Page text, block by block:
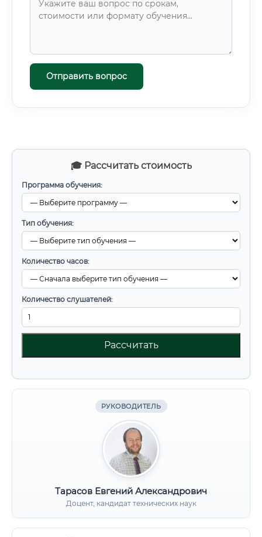
🎓 Рассчитать стоимость
Программа обучения:
Тип обучения:
Количество часов:
Количество слушателей:
Рассчитать
РУКОВОДИТЕЛЬ
Тарасов Евгений Александрович
Доцент, кандидат технических наук
Отправить вопрос